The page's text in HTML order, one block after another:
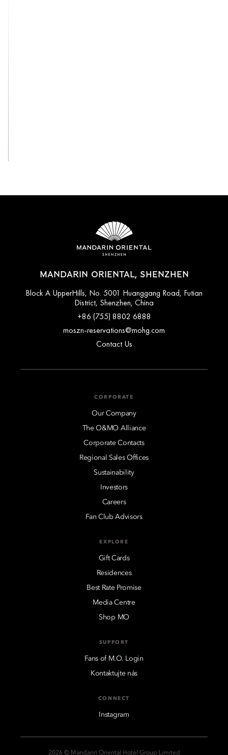
MANDARIN ORIENTAL, SHENZHEN
Block A UpperHills, No. 5001 Huanggang Road, Futian
District, Shenzhen, China
+86 (755) 8802 6888
moszn-reservations@mohg.com
Contact Us
CORPORATE
Our Company
The O&MO Alliance
Corporate Contacts
Regional Sales Offices
Sustainability
Investors
Careers
Fan Club Advisors
EXPLORE
Gift Cards
Residences
Best Rate Promise
Media Centre
Shop MO
SUPPORT
Fans of M.O. Login
Kontaktujte nás
CONNECT
Instagram
2026 © Mandarin Oriental Hotel Group Limited